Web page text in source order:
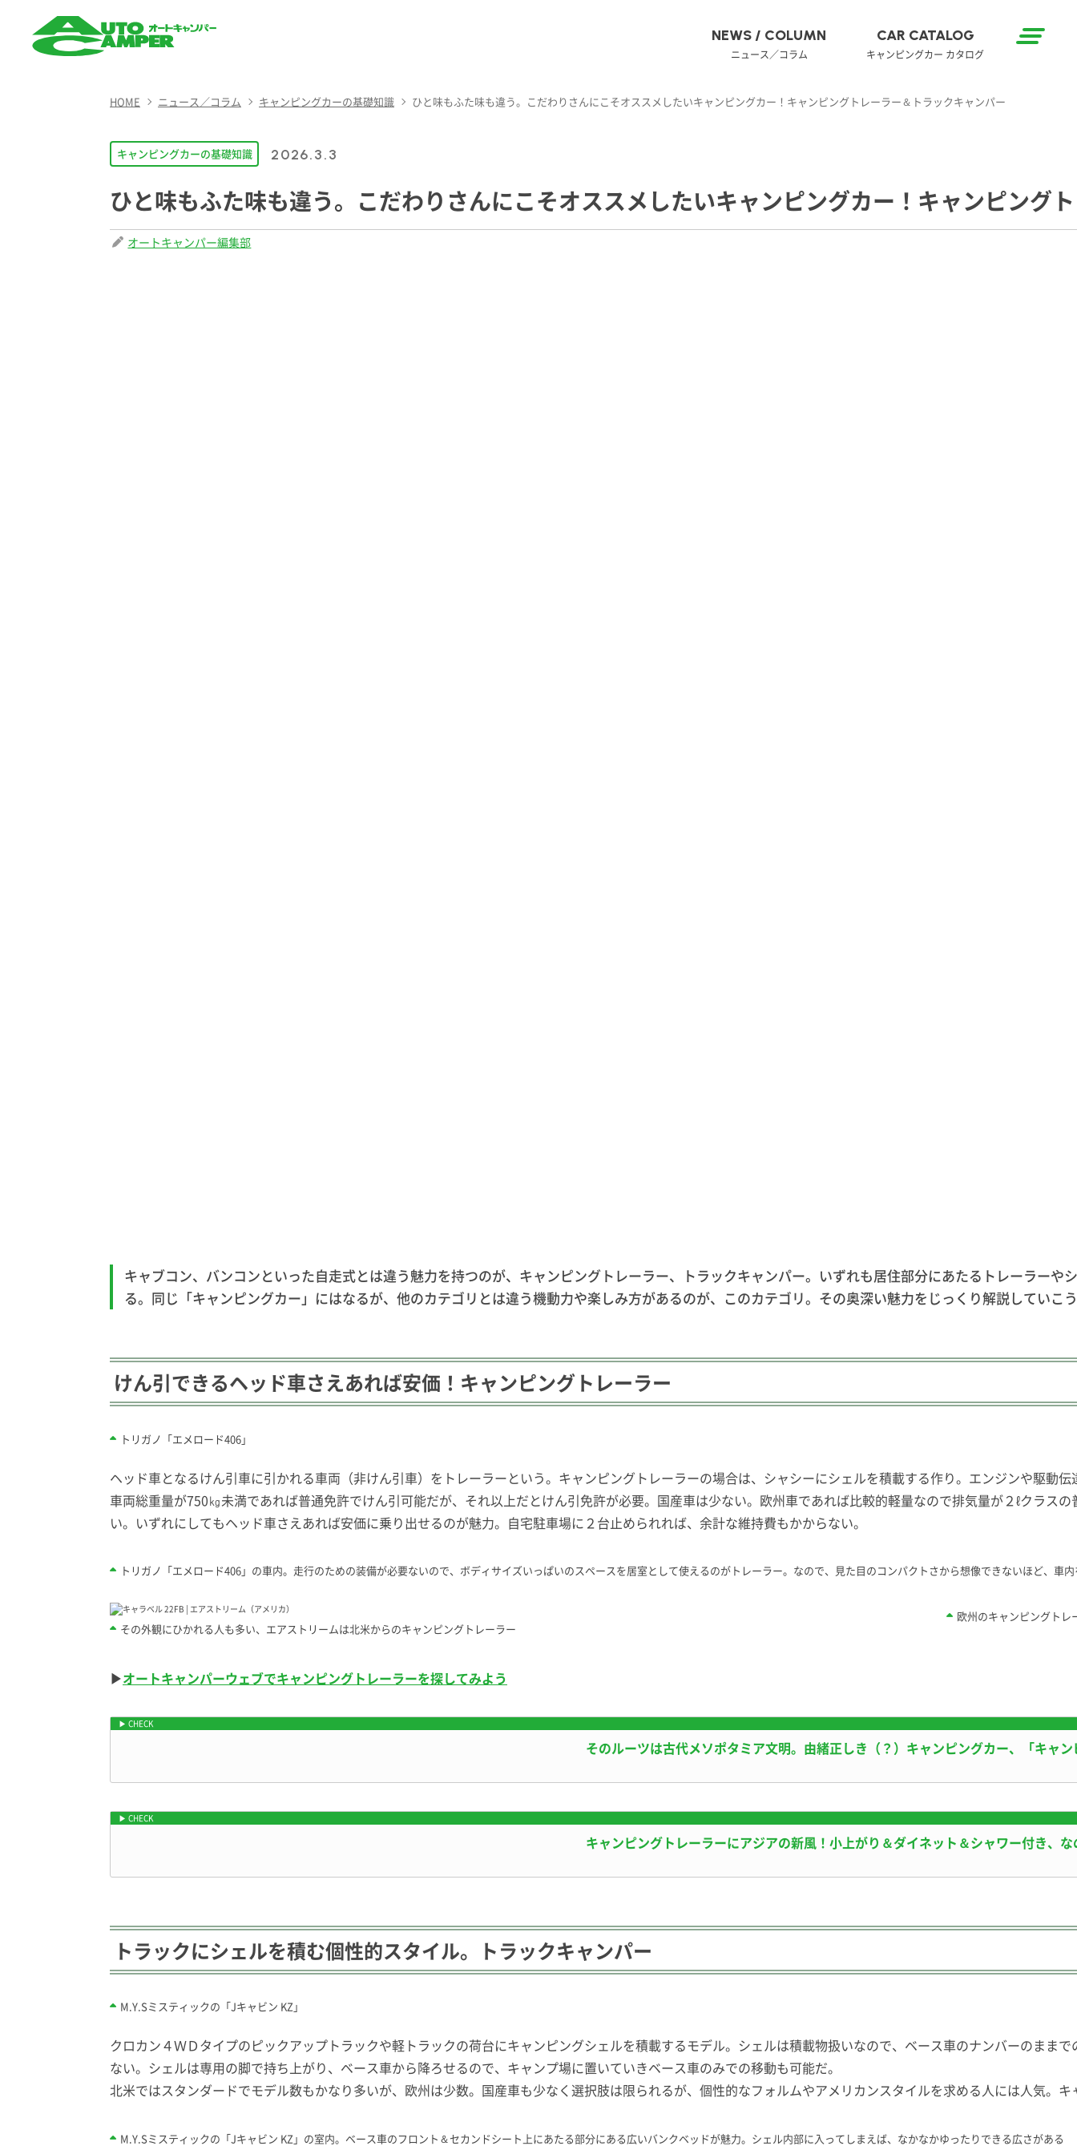
キャンパー）
NEWS / COLUMN
ニュース／コラム
CAR CATALOG
キャンピングカー カタログ
HOME ニュース／コラム キャンピングカーの基礎知識 ひと味もふた味も違う。こだわりさんにこそオススメしたいキャンピングカー！キャンピングトレーラー＆トラックキャンパー
キャンピングカーの基礎知識 2026.3.3
ひと味もふた味も違う。こだわりさんにこそオススメしたいキャンピングカー！キャンピング
オートキャンパー編集部
キャブコン、バンコンといった自走式とは違う魅力を持つのが、キャンピングトレーラー、トラックキャンパー。いずれも居住部分にあたるトレーラー
る。同じ「キャンピングカー」にはなるが、他のカテゴリとは違う機動力や楽しみ方があるのが、このカテゴリ。その奥深い魅力をじっくり解説していこ
けん引できるヘッド車さえあれば安価！キャンピングトレーラー
トリガノ「エメロード406」
ヘッド車となるけん引車に引かれる車両（非けん引車）をトレーラーという。キャンピングトレーラーの場合は、シャシーにシェルを積載する作り。エンジンや駆動
車両総重量が750㎏未満であれば普通免許でけん引可能だが、それ以上だとけん引免許が必要。国産車は少ない。欧州車であれば比較的軽量なので排気量が２ℓクラ
い。いずれにしてもヘッド車さえあれば安価に乗り出せるのが魅力。自宅駐車場に２台止められれば、余計な維持費もかからない。
トリガノ「エメロード406」の車内。走行のための装備が必要ないので、ボディサイズいっぱいのスペースを居室として使えるのがトレーラー。なので、見た目のコンパクトさから想像できないほど、車
その外観にひかれる人も多い、エアストリームは北米からのキャンピングトレーラー
欧州のキャンピングト
▶オートキャンパーウェブでキャンピングトレーラーを探してみよう
トレーラーの魅力をもっと知ろう
そのルーツは古代メソポタミア文明。由緒正しき（？）キャンピングカー、「キャ
JCCSで注目の最新トレーラー！
キャンピングトレーラーにアジアの新風！小上がり＆ダイネット＆シャワー付き、
トラックにシェルを積む個性的スタイル。トラックキャンパー
M.Y.Sミスティックの「Jキャビン KZ」
クロカン４ＷＤタイプのピックアップトラックや軽トラックの荷台にキャンピングシェルを積載するモデル。シェルは積載物扱いなので、ベース車のナンバーのま
ない。シェルは専用の脚で持ち上がり、ベース車から降ろせるので、キャンプ場に置いていきベース車のみでの移動も可能だ。
北米ではスタンダードでモデル数もかなり多いが、欧州は少数。国産車も少なく選択肢は限られるが、個性的なフォルムやアメリカンスタイルを求める人には人気。
M.Y.Sミスティックの「Jキャビン KZ」の室内。ベース車のフロント＆セカンドシート上にあたる部分にある広いバンクベッドが魅力。シェル内部に入ってしまえば、なかなかゆったりできる広さがある